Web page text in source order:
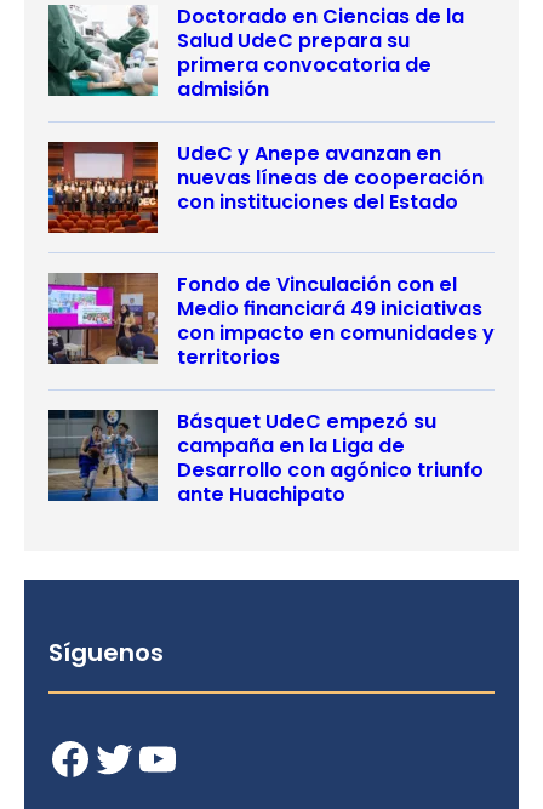
Doctorado en Ciencias de la
Salud UdeC prepara su
primera convocatoria de
admisión
UdeC y Anepe avanzan en
nuevas líneas de cooperación
con instituciones del Estado
Fondo de Vinculación con el
Medio financiará 49 iniciativas
con impacto en comunidades y
territorios
Básquet UdeC empezó su
campaña en la Liga de
Desarrollo con agónico triunfo
ante Huachipato
Síguenos
Facebook Twitter YouTube